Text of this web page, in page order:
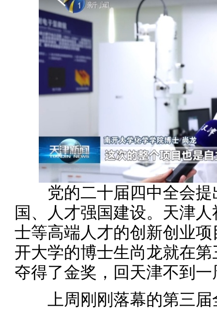
党的二十届四中全会提
国、人才强国建设。天津
士等高端人才的创新创业
开大学的博士生尚龙就在
夺得了金奖，回天津不到
上周刚刚落幕的第三届